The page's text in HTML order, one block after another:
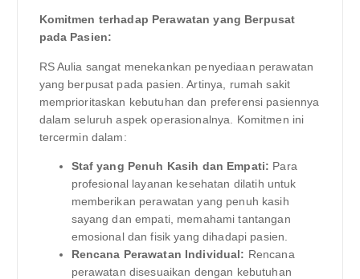
Komitmen terhadap Perawatan yang Berpusat
pada Pasien:
RS Aulia sangat menekankan penyediaan perawatan
yang berpusat pada pasien. Artinya, rumah sakit
memprioritaskan kebutuhan dan preferensi pasiennya
dalam seluruh aspek operasionalnya. Komitmen ini
tercermin dalam:
Staf yang Penuh Kasih dan Empati: Para
profesional layanan kesehatan dilatih untuk
memberikan perawatan yang penuh kasih
sayang dan empati, memahami tantangan
emosional dan fisik yang dihadapi pasien.
Rencana Perawatan Individual: Rencana
perawatan disesuaikan dengan kebutuhan